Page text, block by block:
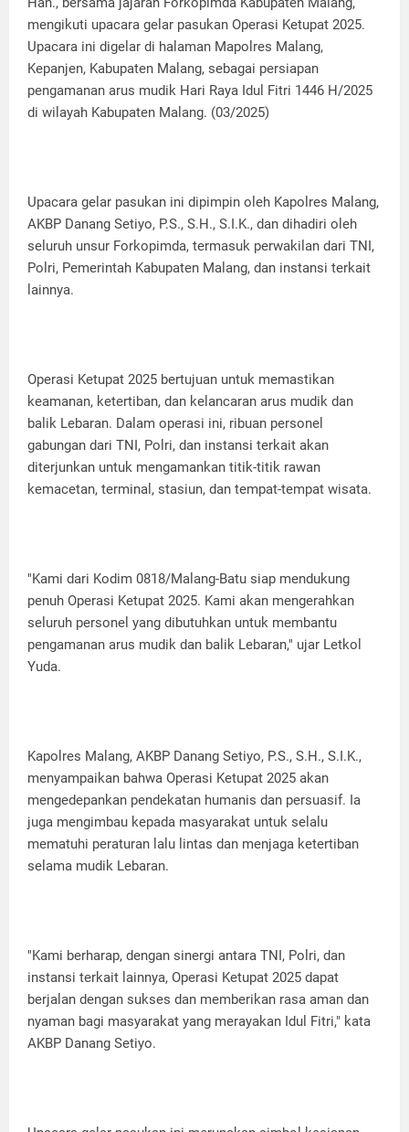
mengikuti upacara gelar pasukan Operasi Ketupat 2025.
Upacara ini digelar di halaman Mapolres Malang,
Kepanjen, Kabupaten Malang, sebagai persiapan
pengamanan arus mudik Hari Raya Idul Fitri 1446 H/2025
di wilayah Kabupaten Malang. (03/2025)
Upacara gelar pasukan ini dipimpin oleh Kapolres Malang,
AKBP Danang Setiyo, P.S., S.H., S.I.K., dan dihadiri oleh
seluruh unsur Forkopimda, termasuk perwakilan dari TNI,
Polri, Pemerintah Kabupaten Malang, dan instansi terkait
lainnya.
Operasi Ketupat 2025 bertujuan untuk memastikan
keamanan, ketertiban, dan kelancaran arus mudik dan
balik Lebaran. Dalam operasi ini, ribuan personel
gabungan dari TNI, Polri, dan instansi terkait akan
diterjunkan untuk mengamankan titik-titik rawan
kemacetan, terminal, stasiun, dan tempat-tempat wisata.
"Kami dari Kodim 0818/Malang-Batu siap mendukung
penuh Operasi Ketupat 2025. Kami akan mengerahkan
seluruh personel yang dibutuhkan untuk membantu
pengamanan arus mudik dan balik Lebaran," ujar Letkol
Yuda.
Kapolres Malang, AKBP Danang Setiyo, P.S., S.H., S.I.K.,
menyampaikan bahwa Operasi Ketupat 2025 akan
mengedepankan pendekatan humanis dan persuasif. Ia
juga mengimbau kepada masyarakat untuk selalu
mematuhi peraturan lalu lintas dan menjaga ketertiban
selama mudik Lebaran.
"Kami berharap, dengan sinergi antara TNI, Polri, dan
instansi terkait lainnya, Operasi Ketupat 2025 dapat
berjalan dengan sukses dan memberikan rasa aman dan
nyaman bagi masyarakat yang merayakan Idul Fitri," kata
AKBP Danang Setiyo.